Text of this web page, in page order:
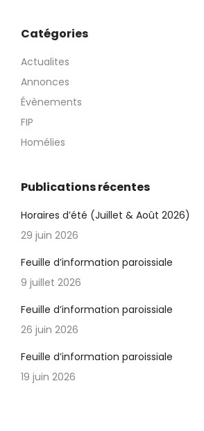
Catégories
Actualites
Annonces
Évènements
FIP
Homélies
Publications récentes
Horaires d’été (Juillet & Août 2026)
29 juin 2026
Feuille d’information paroissiale
9 juillet 2026
Feuille d’information paroissiale
26 juin 2026
Feuille d’information paroissiale
19 juin 2026